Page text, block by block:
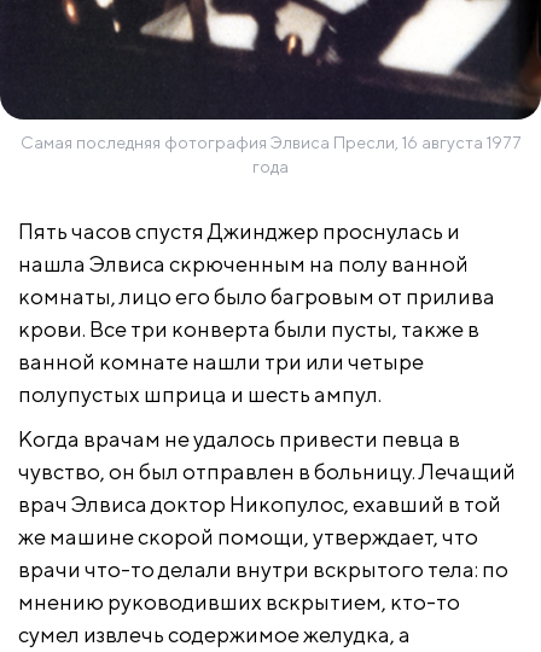
Самая последняя фотография Элвиса Пресли, 16 августа 1977
года
Пять часов спустя Джинджер проснулась и
нашла Элвиса скрюченным на полу ванной
комнаты, лицо его было багровым от прилива
крови. Все три конверта были пусты, также в
ванной комнате нашли три или четыре
полупустых шприца и шесть ампул.
Когда врачам не удалось привести певца в
чувство, он был отправлен в больницу. Лечащий
врач Элвиса доктор Никопулос, ехавший в той
же машине скорой помощи, утверждает, что
врачи что-то делали внутри вскрытого тела: по
мнению руководивших вскрытием, кто-то
сумел извлечь содержимое желудка, а